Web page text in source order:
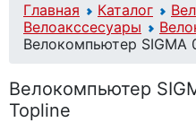
Главная Каталог
Велоакссесуары
Велокомпьютер SIGMA
Велокомпьютер
Topline